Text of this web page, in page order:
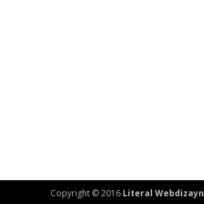
Copyright © 2016 Literal Webdizayn